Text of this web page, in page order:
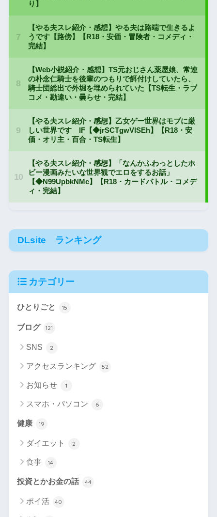
DLsite ランキング
カテゴリー
ひとりごと 15
ブログ 121
SNS 2
アクセスランキング 52
お知らせ 1
スマホ・パソコン 6
健康 19
ダイエット 2
食事 14
投資とかお金の話 44
ポイ活 40